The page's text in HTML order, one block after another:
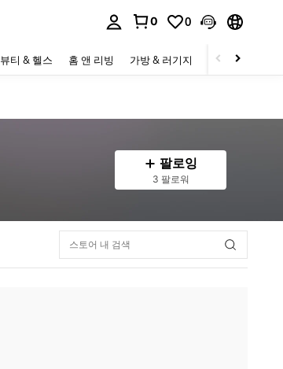
0 0
뷰티 & 헬스 홈 앤 리빙 가방 & 러기지 스포츠 & 아웃
팔로잉
3 팔로워